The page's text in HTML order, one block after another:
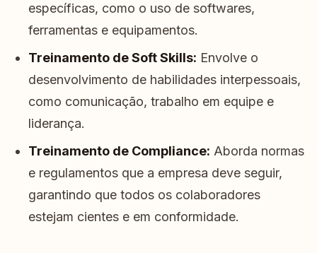
específicas, como o uso de softwares,
ferramentas e equipamentos.
Treinamento de Soft Skills: Envolve o
desenvolvimento de habilidades interpessoais,
como comunicação, trabalho em equipe e
liderança.
Treinamento de Compliance: Aborda normas
e regulamentos que a empresa deve seguir,
garantindo que todos os colaboradores
estejam cientes e em conformidade.